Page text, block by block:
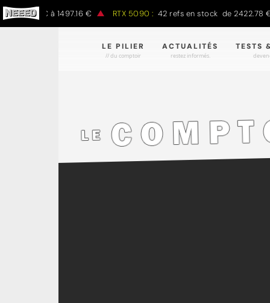
€ à 1497.16 € RTX 5090 : 42 refs en stock de 2422.78 € à
LE PILIER
// du comptoir
ACTUALITÉS
restez informés.
TESTS